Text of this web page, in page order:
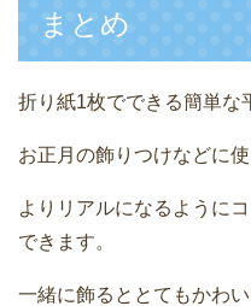
まとめ
折り紙1枚でできる簡単な
お正月の飾りつけなどに
よりリアルになるように
できます。
一緒に飾るととてもかわ